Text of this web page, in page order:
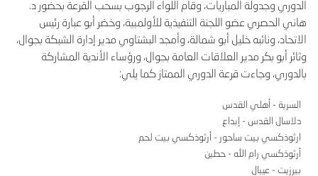
الدوري وجدولة المباريات، وقام اللواء الرجوب بسحب القرعة بحضور د.
هاني الحصري عضو اللجنة التنفيذية للأولمبية، وخضر أبو عبارة رئيس
الاتحاد، ونائبه خليل أبو شمالة، وأمجد البشتاوي مدير إدارة الشبكة بجوال،
وثائر أبو بكر مدير العلاقات العامة بجوال، ورؤساء الأندية المشاركة
بالدوري، وجاءت قرعة الدوري الممتاز كما يلي:
السرية - أهلي القدس
دلاسال القدس - إبداع
ارثوذكسي بيت ساحور - أرثوذكسي بيت لحم
أرثوذكسي رام الله - حطين
بيرزيت - عيبال